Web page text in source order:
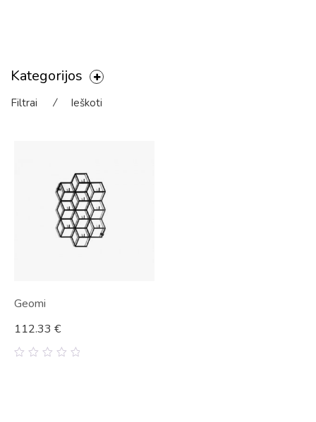
Kategorijos
Filtrai ⁄ Ieškoti
Geomi
112.33 €